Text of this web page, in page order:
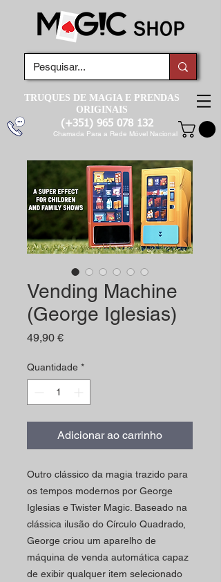
TRUQUES DE MAGIA E PRENDAS
ORIGINAIS
(+351) 965 078 132
Chamada Para a Rede Móvel Nacional
Vending Machine
(George Iglesias)
49,90 €Preço
Quantidade *
Adicionar ao carrinho
Outro clássico da magia trazido para
os tempos modernos por George
Iglesias e Twister Magic. Baseado na
clássica ilusão do Círculo Quadrado,
George criou um aparelho de
máquina de venda automática capaz
de exibir qualquer item selecionado